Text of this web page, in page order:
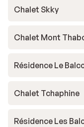
Chalet Skky
Chalet Mont
Résidence Le
Chalet Tchaphine
Résidence Les